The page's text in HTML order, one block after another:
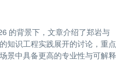
的背景下，文章介绍了郑岩与
知识工程实践展开的讨论，重点
景中具备更高的专业性与可解释